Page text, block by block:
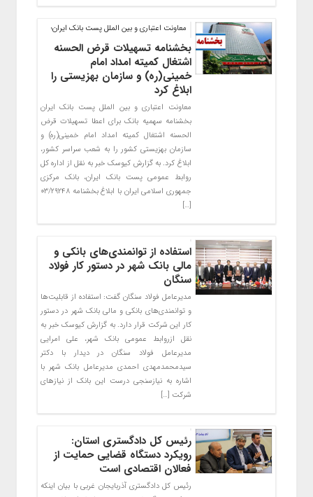
معاونت اعتباری و بین الملل پست بانک ایران؛
بخشنامه تسهیلات قرض الحسنه
اشتغال کمیته امداد امام
خمینی(ره) و سازمان بهزیستی را
ابلاغ کرد
معاونت اعتباری و بین الملل پست بانک ایران
بخشنامه‌ سهمیه بانک برای اعطا تسهیلات قرض
الحسنه اشتغال کمیته امداد امام خمینی(ره) و
سازمان بهزیستی کشور را به شعب سراسر کشور،
ابلاغ کرد. به گزارش کیوسک خبر به نقل از اداره کل
روابط عمومی پست بانک ایران، بانک مرکزی
جمهوری اسلامی ایران با ابلاغ بخشنامه ۰۳/۲۹۲۴۸
[…]
استفاده از توانمندی‌های بانکی و
مالی بانک شهر در دستور کار فولاد
سنگان
مدیرعامل فولاد سنگان گفت: استفاده از قابلیت‌ها
و توانمندی‌های بانکی و مالی بانک شهر در دستور
کار این شرکت قرار دارد. به گزارش کیوسک خبر به
نقل ازروابط عمومی بانک شهر، علی امرایی
مدیرعامل فولاد سنگان در دیدار با دکتر
سیدمحمدمهدی احمدی مدیرعامل بانک شهر با
اشاره به نیازسنجی درست این بانک از نیازهای
شرکت […]
رئیس کل دادگستری استان:
رویکرد دستگاه قضایی حمایت از
فعالان اقتصادی است
رئیس کل دادگستری آذربایجان غربی با بیان اینکه